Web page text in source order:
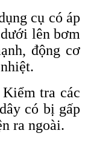
cụ có áp
lên bơm
động cơ
Kiểm tra các
có bị gấp
ra ngoài.